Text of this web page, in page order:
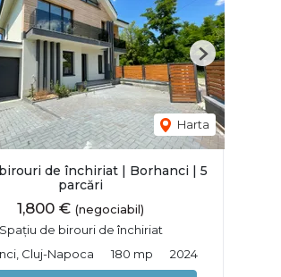
Harta
Next
de închiriat | Borhanci | 5
parcări
1,800 € (negociabil)
Spațiu de birouri de închiriat
Cluj-Napoca
180 mp 2024